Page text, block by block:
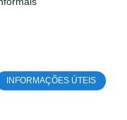
INFORMAÇÕES ÚTEIS